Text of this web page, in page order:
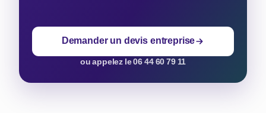
Demander un devis entreprise
ou appelez le 06 44 60 79 11